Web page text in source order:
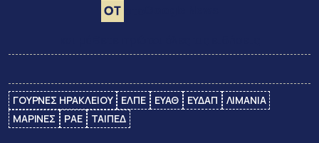
ΓΟΥΡΝΕΣ ΗΡΑΚΛΕΙΟΥ ΕΛΠΕ ΕΥΑΘ ΕΥΔΑΠ
ΛΙΜΑΝΙΑ
ΜΑΡΙΝΕΣ
ΡΑΕ ΤΑΙΠΕΔ